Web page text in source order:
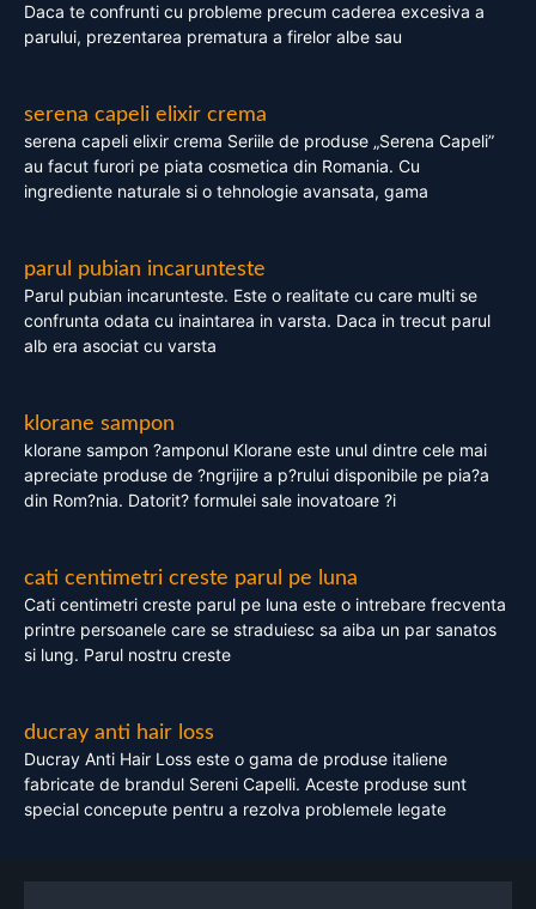
Daca te confrunti cu probleme precum caderea excesiva a
parului, prezentarea prematura a firelor albe sau
serena capeli elixir crema
serena capeli elixir crema Seriile de produse „Serena Capeli”
au facut furori pe piata cosmetica din Romania. Cu
ingrediente naturale si o tehnologie avansata, gama
parul pubian incarunteste
Parul pubian incarunteste. Este o realitate cu care multi se
confrunta odata cu inaintarea in varsta. Daca in trecut parul
alb era asociat cu varsta
klorane sampon
klorane sampon ?amponul Klorane este unul dintre cele mai
apreciate produse de ?ngrijire a p?rului disponibile pe pia?a
din Rom?nia. Datorit? formulei sale inovatoare ?i
cati centimetri creste parul pe luna
Cati centimetri creste parul pe luna este o intrebare frecventa
printre persoanele care se straduiesc sa aiba un par sanatos
si lung. Parul nostru creste
ducray anti hair loss
Ducray Anti Hair Loss este o gama de produse italiene
fabricate de brandul Sereni Capelli. Aceste produse sunt
special concepute pentru a rezolva problemele legate